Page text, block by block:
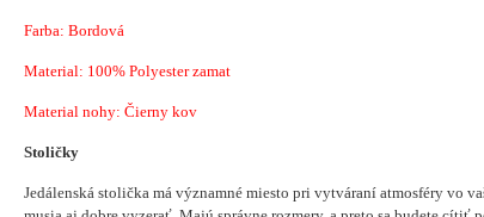
Farba: Bordová
Material: 100% Polyester zamat
Material nohy: Čierny kov
Stoličky
Jedálenská stolička má významné miesto pri vytváraní atmosféry vo